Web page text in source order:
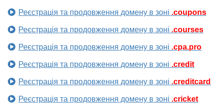
Реєстрація та продовження домену в зоні .coupons
Реєстрація та продовження домену в зоні .courses
Реєстрація та продовження домену в зоні .cpa.pro
Реєстрація та продовження домену в зоні .credit
Реєстрація та продовження домену в зоні .creditcard
Реєстрація та продовження домену в зоні .cricket